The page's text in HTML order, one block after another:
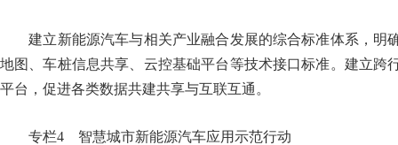
建立新能源汽车与相关产业融合发展的综合标准体系，明
地图、车桩信息共享、云控基础平台等技术接口标准。建立跨
平台，促进各类数据共建共享与互联互通。
专栏4 智慧城市新能源汽车应用示范行动